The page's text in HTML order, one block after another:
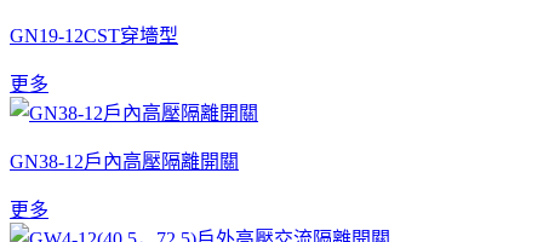
GN19-12CST穿墻型
更多
GN38-12戶內高壓隔離開關
更多